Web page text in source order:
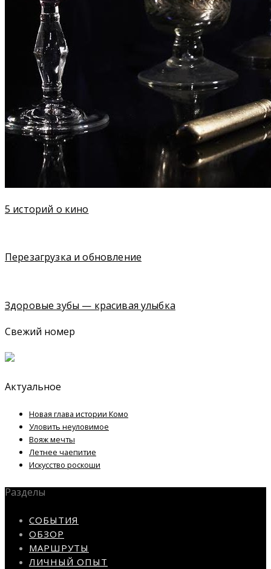
5 историй о кино
Перезагрузка и обновление
Здоровые зубы — красивая улыбка
Свежий номер
Актуальное
Новая глава истории Комо
Уловить неуловимое
Вояж мечты
Летнее чаепитие
Искусство роскоши
Разделы
СОБЫТИЯ
ОБЗОР
МАРШРУТЫ
ЛИЧНЫЙ ОПЫТ